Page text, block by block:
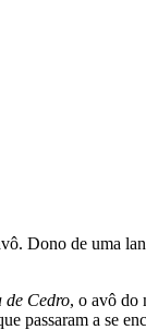
Dono de uma
de Cedro, o avô do
passaram a se